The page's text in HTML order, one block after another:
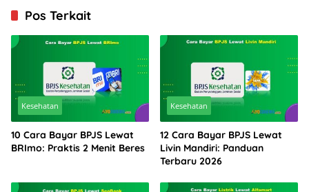
Pos Terkait
Kesehatan
10 Cara Bayar BPJS Lewat
BRImo: Praktis 2 Menit Beres
Kesehatan
12 Cara Bayar BPJS Lewat
Livin Mandiri: Panduan
Terbaru 2026